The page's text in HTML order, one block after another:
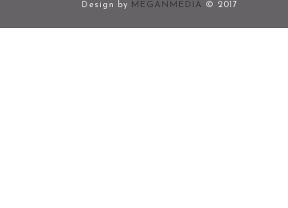
Design by MEGANMEDIA © 2017